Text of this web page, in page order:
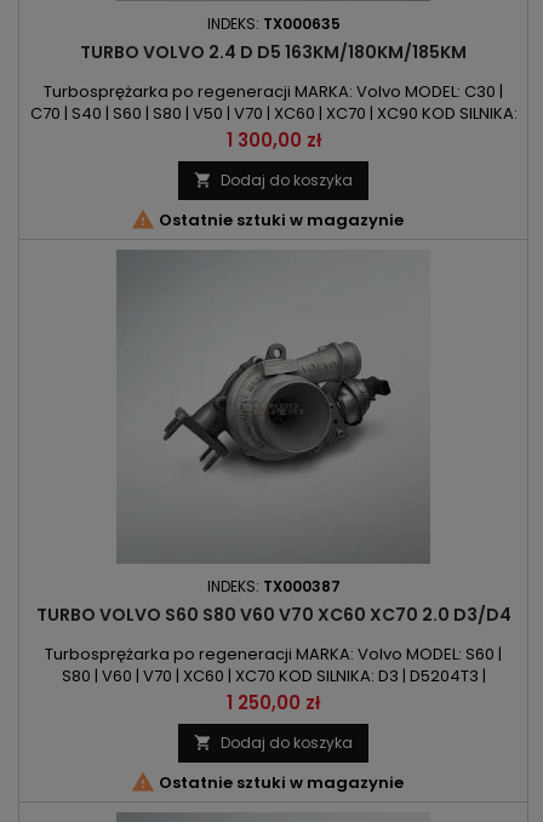
INDEKS: TX000635
TURBO VOLVO 2.4 D D5 163KM/180KM/185KM
Turbosprężarka po regeneracji MARKA: Volvo MODEL: C30 |
C70 | S40 | S60 | S80 | V50 | V70 | XC60 | XC70 | XC90 KOD SILNIKA:
I5DP2 | D5244T4 | D5244T5 | D5244T8 | D5244T9 | D5244T13
POJEMNOŚĆ: 2400ccm 2.4 D D5MOC: 163KM / 120kW | 180KM /
132kW | 185KM / 136kW ROK PRODUKCJI: Od 2005r
Cena
1 300,00 zł
 Dodaj do koszyka
 Ostatnie sztuki w magazynie
INDEKS: TX000387
TURBO VOLVO S60 S80 V60 V70 XC60 XC70 2.0 D3/D4
Turbosprężarka po regeneracji MARKA: Volvo MODEL: S60 |
S80 | V60 | V70 | XC60 | XC70 KOD SILNIKA: D3 | D5204T3 |
D5204T7 POJEMNOŚĆ: 1984ccm | 2.0 D3 | D4 MOC: 136KM /
100kW | 163KM / 120kW ROK PRODUKCJI: Od 2010r
Cena
1 250,00 zł
 Dodaj do koszyka
 Ostatnie sztuki w magazynie